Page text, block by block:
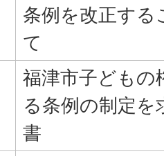
条例を改正する
て
福津市子どもの
る条例の制定を
書